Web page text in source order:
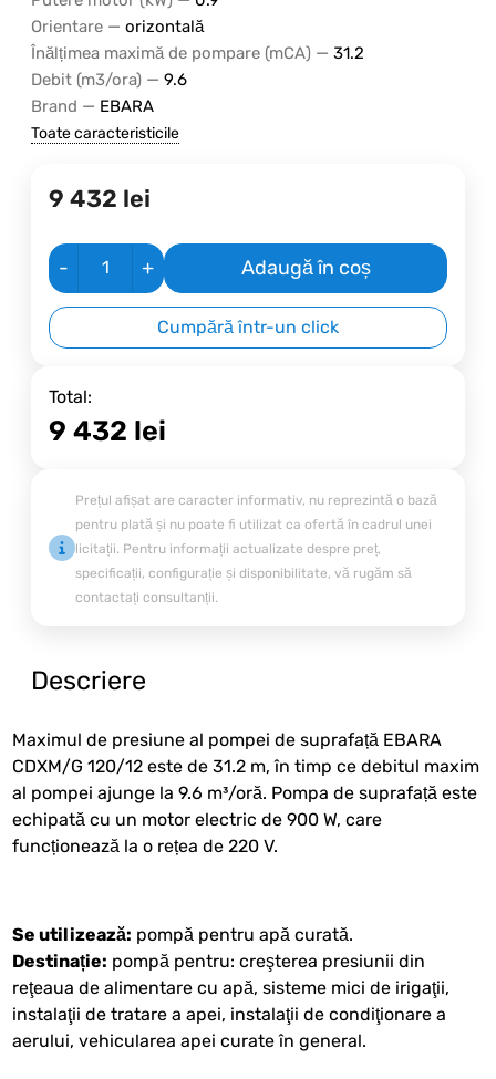
Orientare — orizontală
Înălțimea maximă de pompare (mCA) — 31.2
Debit (m3/ora) — 9.6
Brand — EBARA
Toate caracteristicile
9 432 lei
- + Adaugă în coș
Cumpără într-un click
Total:
9 432 lei
Prețul afișat are caracter informativ, nu reprezintă o bază
pentru plată și nu poate fi utilizat ca ofertă în cadrul unei
licitații. Pentru informații actualizate despre preț,
specificații, configurație și disponibilitate, vă rugăm să
contactați consultanții.
Descriere
Maximul de presiune al pompei de suprafață EBARA
CDXM/G 120/12 este de 31.2 m, în timp ce debitul maxim
al pompei ajunge la 9.6 m³/oră. Pompa de suprafață este
echipată cu un motor electric de 900 W, care
funcționează la o rețea de 220 V.
Se utilizează: pompă pentru apă curată.
Destinație: pompă pentru: creşterea presiunii din
reţeaua de alimentare cu apă, sisteme mici de irigaţii,
instalaţii de tratare a apei, instalaţii de condiţionare a
aerului, vehicularea apei curate în general.